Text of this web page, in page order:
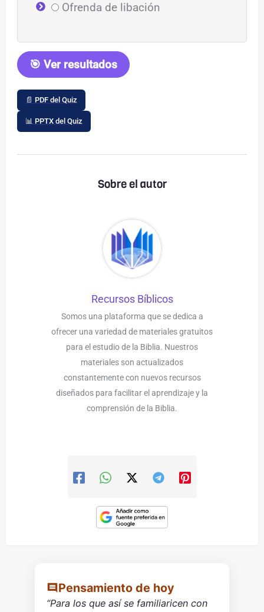
Ofrenda de libación
🎯 Ver resultados
📄 PDF del Quiz
📊 PPTX del Quiz
Sobre el autor
Recursos Bíblicos
Somos una plataforma que se dedica a
ofrecer una variedad de materiales gratuitos
para el estudio de la Biblia. Nuestros
materiales son actualizados
constantemente con nuevos recursos
diseñados para facilitar el aprendizaje y la
comprensión de la Biblia.
Pensamiento de hoy
“Para los que así se familiaricen con